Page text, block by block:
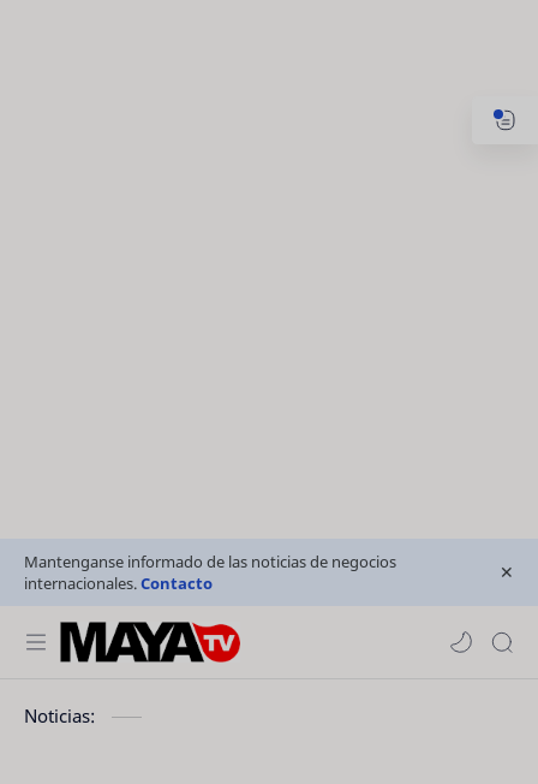
Mantenganse informado de las noticias de negocios
internacionales.Contacto
Noticias: